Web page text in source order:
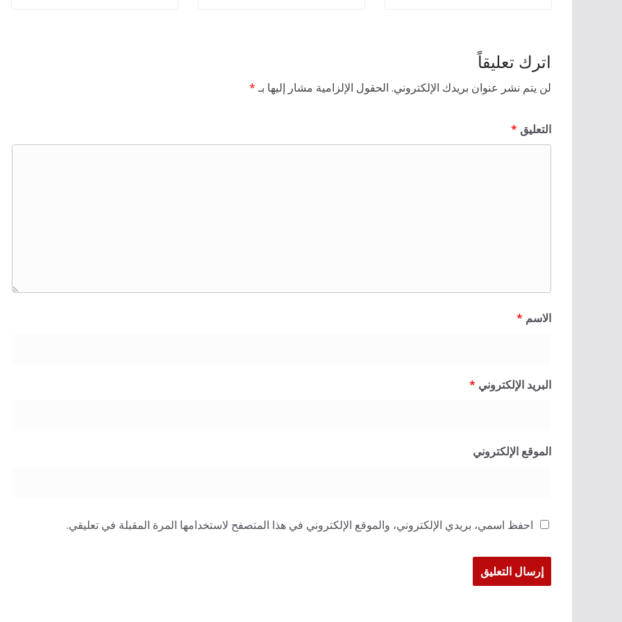
اترك تعليقاً
لن يتم نشر عنوان بريدك الإلكتروني. الحقول الإلزامية مشار إليها بـ*
التعليق *
الاسم *
البريد الإلكتروني *
الموقع الإلكتروني
احفظ اسمي، بريدي الإلكتروني، والموقع الإلكتروني في هذا المتصفح لاستخدامها المرة المقبلة في تعليقي.